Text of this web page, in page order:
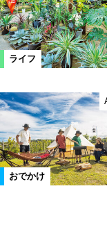
ライフ
おでかけ